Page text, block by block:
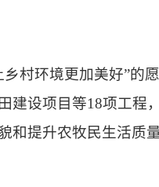
村环境更加美好”的
建设项目等18项工程
提升农牧民生活质